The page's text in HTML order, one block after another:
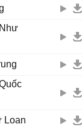
Loan